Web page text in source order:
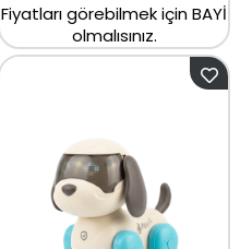
Fiyatları görebilmek için BAYİ
olmalısınız.